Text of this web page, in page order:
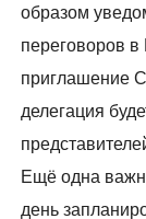
образом
переговоров
приглашение
делегация
Ещё одна
день